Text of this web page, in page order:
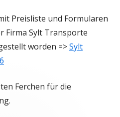
Preisliste und Formularen
Firma Sylt Transporte
worden =>Sylt
Ferchen für die